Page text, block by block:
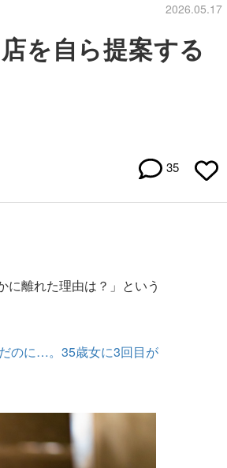
2026.05.17
を自ら提案する
35
離れた理由は？」という
のに…。35歳女に3回目が